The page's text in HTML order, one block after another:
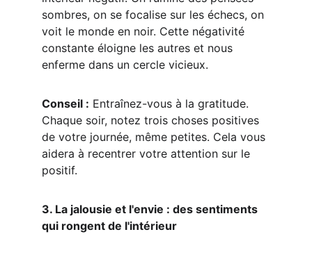
sombres, on se focalise sur les échecs, on
voit le monde en noir. Cette négativité
constante éloigne les autres et nous
enferme dans un cercle vicieux.
Conseil : Entraînez-vous à la gratitude.
Chaque soir, notez trois choses positives
de votre journée, même petites. Cela vous
aidera à recentrer votre attention sur le
positif.
3. La jalousie et l'envie : des sentiments
qui rongent de l'intérieur